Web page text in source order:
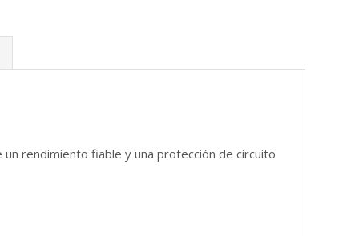
rendimiento fiable y una protección de circuito